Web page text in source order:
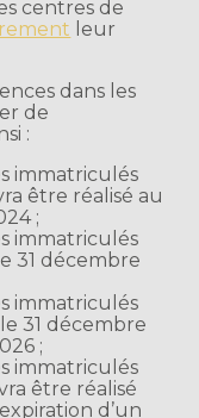
centres de
leur
dans les
de
:
immatriculés
être réalisé au
;
immatriculés
31 décembre
immatriculés
31 décembre
;
immatriculés
être réalisé
d’un